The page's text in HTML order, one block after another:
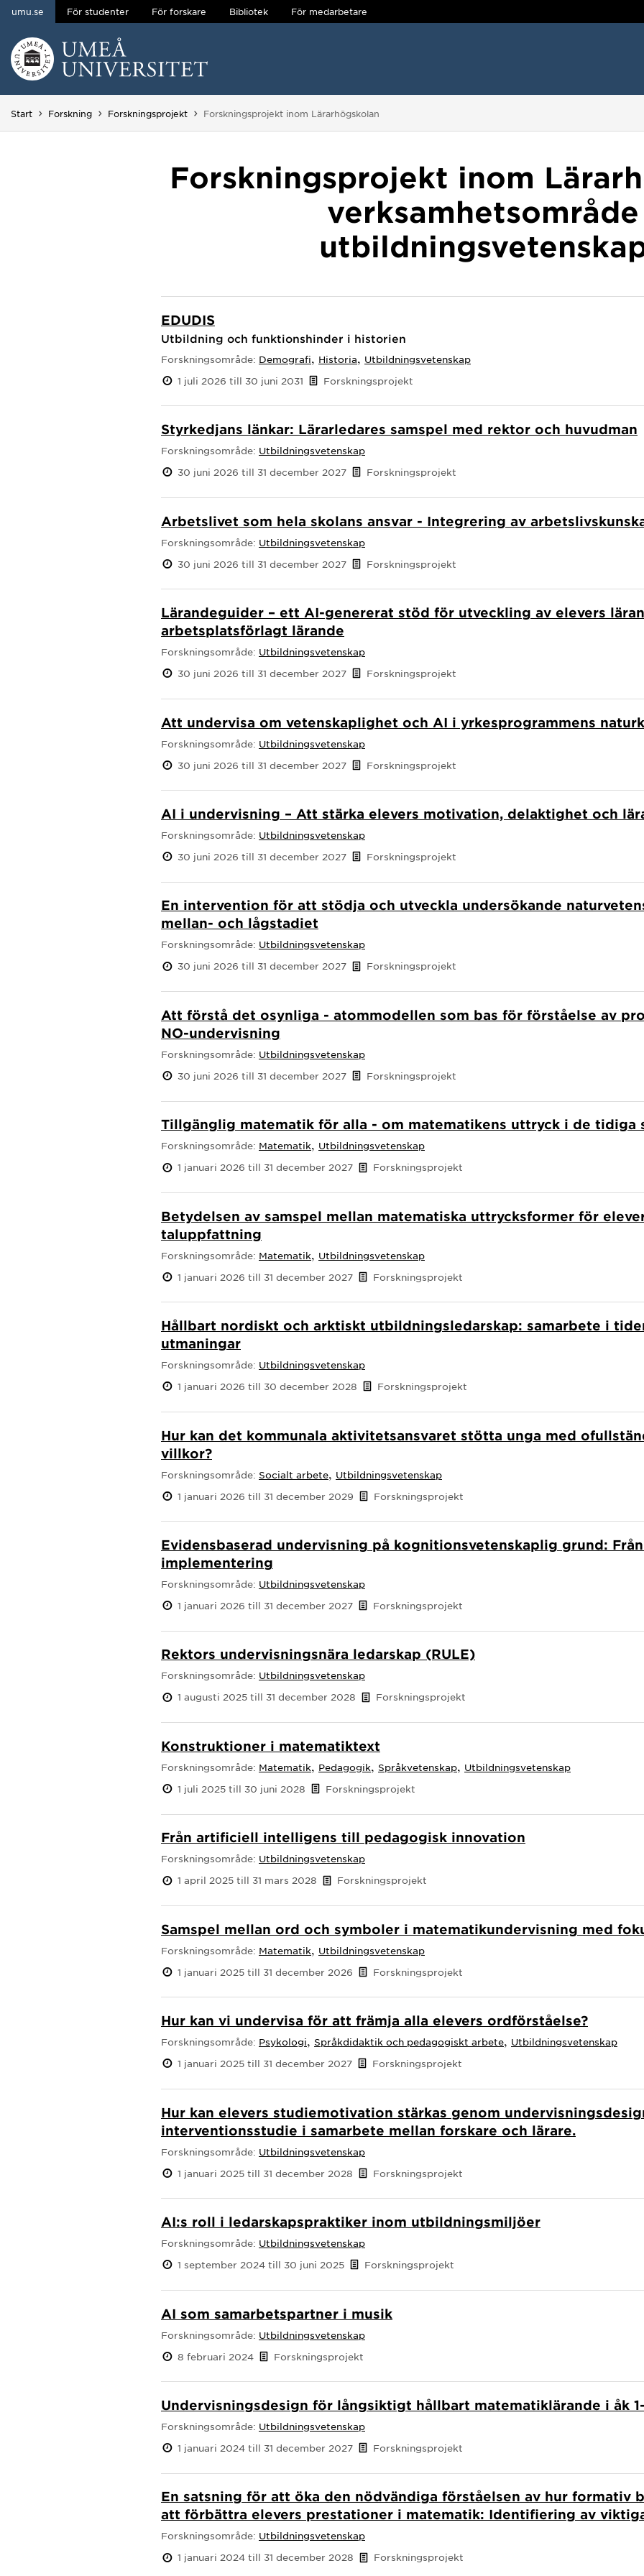
Hoppa direkt till innehållet
umu.se För studenter För forskare Bibliotek För medarbetare
Huvudmenyn dold.
Start Forskning Forskningsprojekt Du är här:
Forskningsprojekt inom Lärarhögskolan
Forskningsprojekt inom
verksamhetsområde
EDUDIS
Utbildning och funktionshinder i historien
Forskningsområde: Demografi, Historia, Utbildningsvetenskap
1 juli 2026 till 30 juni 2031
Forskningsprojekt
Styrkedjans länkar: Lärarledares samspel med rektor och huvudman
Forskningsområde: Utbildningsvetenskap
30 juni 2026 till 31 december 2027
Forskningsprojekt
Arbetslivet som hela skolans ansvar - Integrering av
Forskningsområde: Utbildningsvetenskap
30 juni 2026 till 31 december 2027
Forskningsprojekt
Lärandeguider – ett AI-genererat stöd för utveckling av elevers
arbetsplatsförlagt lärande
Forskningsområde: Utbildningsvetenskap
30 juni 2026 till 31 december 2027
Forskningsprojekt
Att undervisa om vetenskaplighet och AI i yrkesprogrammens
Forskningsområde: Utbildningsvetenskap
30 juni 2026 till 31 december 2027
Forskningsprojekt
AI i undervisning – Att stärka elevers motivation, delaktighet och
Forskningsområde: Utbildningsvetenskap
30 juni 2026 till 31 december 2027
Forskningsprojekt
En intervention för att stödja och utveckla undersökande
mellan- och lågstadiet
Forskningsområde: Utbildningsvetenskap
30 juni 2026 till 31 december 2027
Forskningsprojekt
Att förstå det osynliga - atommodellen som bas för förståelse av
NO-undervisning
Forskningsområde: Utbildningsvetenskap
30 juni 2026 till 31 december 2027
Forskningsprojekt
Tillgänglig matematik för alla - om matematikens uttryck i de tidiga
Forskningsområde: Matematik, Utbildningsvetenskap
1 januari 2026 till 31 december 2027
Forskningsprojekt
Betydelsen av samspel mellan matematiska uttrycksformer för
taluppfattning
Forskningsområde: Matematik, Utbildningsvetenskap
1 januari 2026 till 31 december 2027
Forskningsprojekt
Hållbart nordiskt och arktiskt utbildningsledarskap: samarbete i
utmaningar
Forskningsområde: Utbildningsvetenskap
1 januari 2026 till 30 december 2028
Forskningsprojekt
Hur kan det kommunala aktivitetsansvaret stötta unga med
villkor?
Forskningsområde: Socialt arbete, Utbildningsvetenskap
1 januari 2026 till 31 december 2029
Forskningsprojekt
Evidensbaserad undervisning på kognitionsvetenskaplig grund:
implementering
Forskningsområde: Utbildningsvetenskap
1 januari 2026 till 31 december 2027
Forskningsprojekt
Rektors undervisningsnära ledarskap (RULE)
Forskningsområde: Utbildningsvetenskap
1 augusti 2025 till 31 december 2028
Forskningsprojekt
Konstruktioner i matematiktext
Forskningsområde: Matematik, Pedagogik, Språkvetenskap, Utbildningsvetenskap
1 juli 2025 till 30 juni 2028
Forskningsprojekt
Från artificiell intelligens till pedagogisk innovation
Forskningsområde: Utbildningsvetenskap
1 april 2025 till 31 mars 2028
Forskningsprojekt
Samspel mellan ord och symboler i matematikundervisning med
Forskningsområde: Matematik, Utbildningsvetenskap
1 januari 2025 till 31 december 2026
Forskningsprojekt
Hur kan vi undervisa för att främja alla elevers ordförståelse?
Forskningsområde: Psykologi, Språkdidaktik och pedagogiskt arbete, Utbildningsvetenskap
1 januari 2025 till 31 december 2027
Forskningsprojekt
Hur kan elevers studiemotivation stärkas genom
interventionsstudie i samarbete mellan forskare och lärare.
Forskningsområde: Utbildningsvetenskap
1 januari 2025 till 31 december 2028
Forskningsprojekt
AI:s roll i ledarskapspraktiker inom utbildningsmiljöer
Forskningsområde: Utbildningsvetenskap
1 september 2024 till 30 juni 2025
Forskningsprojekt
AI som samarbetspartner i musik
Forskningsområde: Utbildningsvetenskap
8 februari 2024
Forskningsprojekt
Undervisningsdesign för långsiktigt hållbart matematiklärande i åk
Forskningsområde: Utbildningsvetenskap
1 januari 2024 till 31 december 2027
Forskningsprojekt
En satsning för att öka den nödvändiga förståelsen av hur formativ
att förbättra elevers prestationer i matematik: Identifiering av
Forskningsområde: Utbildningsvetenskap
1 januari 2024 till 31 december 2028
Forskningsprojekt